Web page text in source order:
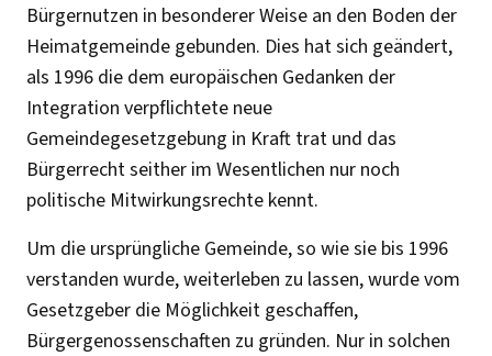
Bürgernutzen in besonderer Weise an den Boden der
Heimatgemeinde gebunden. Dies hat sich geändert,
als 1996 die dem europäischen Gedanken der
Integration verpflichtete neue
Gemeindegesetzgebung in Kraft trat und das
Bürgerrecht seither im Wesentlichen nur noch
politische Mitwirkungsrechte kennt.
Um die ursprüngliche Gemeinde, so wie sie bis 1996
verstanden wurde, weiterleben zu lassen, wurde vom
Gesetzgeber die Möglichkeit geschaffen,
Bürgergenossenschaften zu gründen. Nur in solchen